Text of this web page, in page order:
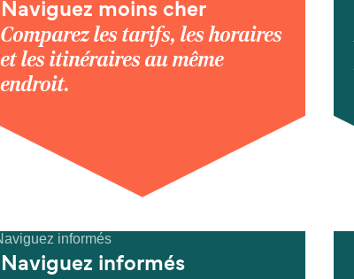
Naviguez moins cher
Comparez les tarifs, les horaires
et les itinéraires au même
endroit.
Naviguez informés